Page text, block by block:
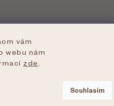
vám
webu nám
zde
Souhlasím